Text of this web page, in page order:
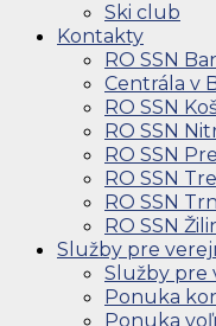
Ski club
Kontakty
RO SSN
Centrála v
RO SSN
RO SSN
RO SSN
RO SSN
RO SSN
RO SSN
Služby pre
Služby pre
Ponuka
Ponuka